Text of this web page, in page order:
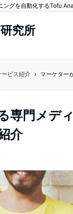
ングを自動化するTofu
究所
ービス紹介 マーケター
専門メデ
介